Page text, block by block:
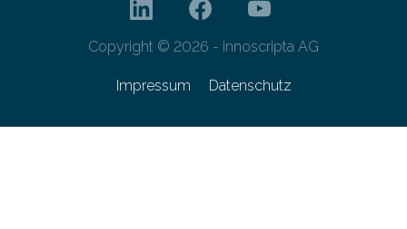
Copyright © 2026 - innoscripta AG
Impressum Datenschutz